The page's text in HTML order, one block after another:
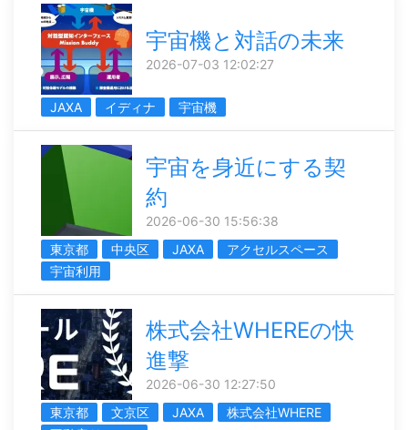
宇宙機と対話の未来
2026-07-03 12:02:27
JAXA イディナ 宇宙機
宇宙を身近にする契
約
2026-06-30 15:56:38
東京都
中央区 JAXA
アクセルスペース
宇宙利用
株式会社WHEREの快
進撃
2026-06-30 12:27:50
東京都
文京区 JAXA
株式会社WHERE